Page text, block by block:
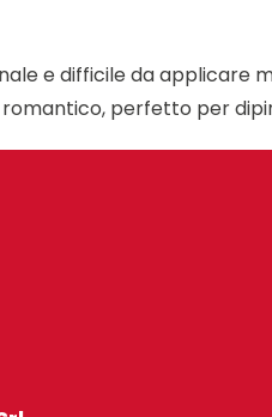
e difficile da applicare
perfetto per